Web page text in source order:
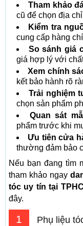
Tham khảo
cũ để chọn địa
Kiểm tra
cung cấp hàng
So sánh giá
giá hợp lý với
Xem chính
kết bảo hành rõ
Trải nghiệm
chọn sản phẩm
Quan sát
phẩm trước khi
Ưu tiên cửa
thường đảm bảo
Nếu bạn đang tìm
tham khảo ngay
tóc uy tín tại
đây.
1 Phụ liệu